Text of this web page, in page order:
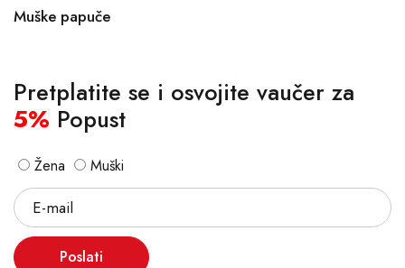
Muške papuče
Pretplatite se i osvojite vaučer za
5% Popust
Žena Muški
Poslati